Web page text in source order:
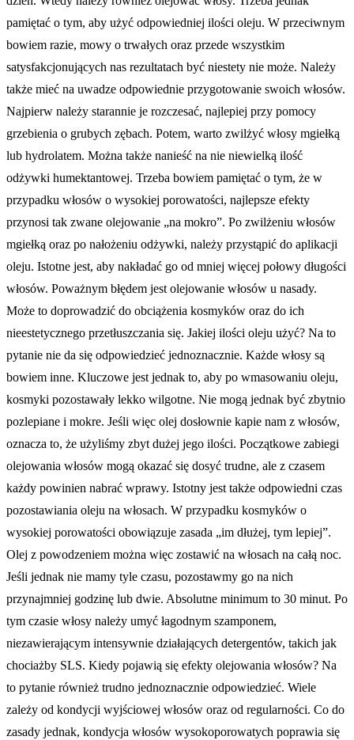
pamiętać o tym, aby użyć odpowiedniej ilości oleju. W przeciwnym
bowiem razie, mowy o trwałych oraz przede wszystkim
satysfakcjonujących nas rezultatach być niestety nie może. Należy
także mieć na uwadze odpowiednie przygotowanie swoich włosów.
Najpierw należy starannie je rozczesać, najlepiej przy pomocy
grzebienia o grubych zębach. Potem, warto zwilżyć włosy mgiełką
lub hydrolatem. Można także nanieść na nie niewielką ilość
odżywki humektantowej. Trzeba bowiem pamiętać o tym, że w
przypadku włosów o wysokiej porowatości, najlepsze efekty
przynosi tak zwane olejowanie „na mokro”. Po zwilżeniu włosów
mgiełką oraz po nałożeniu odżywki, należy przystąpić do aplikacji
oleju. Istotne jest, aby nakładać go od mniej więcej połowy długości
włosów. Poważnym błędem jest olejowanie włosów u nasady.
Może to doprowadzić do obciążenia kosmyków oraz do ich
nieestetycznego przetłuszczania się. Jakiej ilości oleju użyć? Na to
pytanie nie da się odpowiedzieć jednoznacznie. Każde włosy są
bowiem inne. Kluczowe jest jednak to, aby po wmasowaniu oleju,
kosmyki pozostawały lekko wilgotne. Nie mogą jednak być zbytnio
pozlepiane i mokre. Jeśli więc olej dosłownie kapie nam z włosów,
oznacza to, że użyliśmy zbyt dużej jego ilości. Początkowe zabiegi
olejowania włosów mogą okazać się dosyć trudne, ale z czasem
każdy powinien nabrać wprawy. Istotny jest także odpowiedni czas
pozostawiania oleju na włosach. W przypadku kosmyków o
wysokiej porowatości obowiązuje zasada „im dłużej, tym lepiej”.
Olej z powodzeniem można więc zostawić na włosach na całą noc.
Jeśli jednak nie mamy tyle czasu, pozostawmy go na nich
przynajmniej godzinę lub dwie. Absolutne minimum to 30 minut. Po
tym czasie włosy należy umyć łagodnym szamponem,
niezawierającym intensywnie działających detergentów, takich jak
chociażby SLS. Kiedy pojawią się efekty olejowania włosów? Na
to pytanie również trudno jednoznacznie odpowiedzieć. Wiele
zależy od kondycji wyjściowej włosów oraz od regularności. Co do
zasady jednak, kondycja włosów wysokoporowatych poprawia się